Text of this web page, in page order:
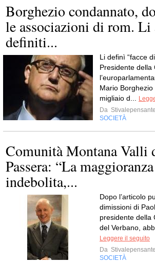
Borghezio condannato,
le associazioni di rom. Li
definiti...
Li definì “facce
Presidente della
Mario
migliaio d...
Da Stivalepensante
SOCIETÀ
Comunità Montana Valli
Passera: “La
indebolita,...
Dopo l’articolo
dimissioni di
presidente della
del Verbano,
Leggere il seguito
Da Stivalepensante
SOCIETÀ